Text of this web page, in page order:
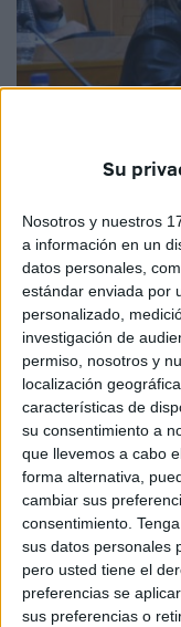
Su
Nosotros y nuestros
a información en un
datos personales,
estándar enviada por
personalizado,
investigación de
permiso, nosotros y
localización
características de
su consentimiento a
que llevemos a cabo
forma alternativa,
cambiar sus
consentimiento.
sus datos personales
pero usted tiene el
preferencias se
sus preferencias o
La consejera de
defendido la labor
colegios,
capacidad de la
Ministerio de
para que no se
en algunas de
Lo ha recalcado
porMDyC, que ha
guarderías como
obligada a su cierre